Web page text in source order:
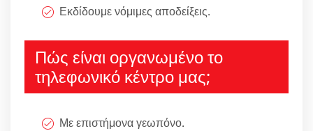
Εκδίδουμε νόμιμες αποδείξεις.
Πώς είναι οργανωμένο το
τηλεφωνικό κέντρο μας;
Με επιστήμονα γεωπόνο.